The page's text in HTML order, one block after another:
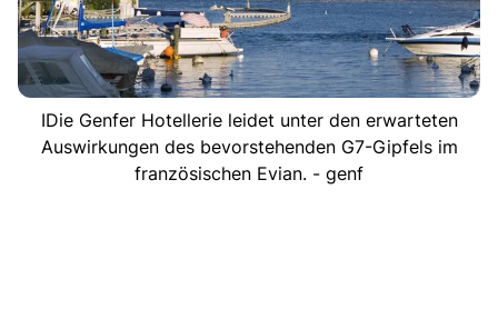
IDie Genfer Hotellerie leidet unter den erwarteten
Auswirkungen des bevorstehenden G7-Gipfels im
französischen Evian. - genf